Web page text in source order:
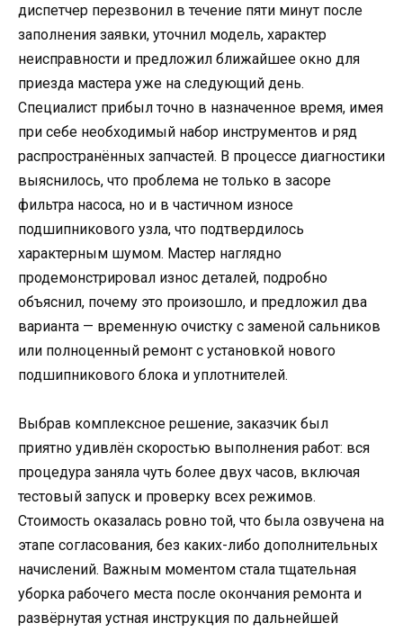
диспетчер перезвонил в течение пяти минут после
заполнения заявки, уточнил модель, характер
неисправности и предложил ближайшее окно для
приезда мастера уже на следующий день.
Специалист прибыл точно в назначенное время, имея
при себе необходимый набор инструментов и ряд
распространённых запчастей. В процессе диагностики
выяснилось, что проблема не только в засоре
фильтра насоса, но и в частичном износе
подшипникового узла, что подтвердилось
характерным шумом. Мастер наглядно
продемонстрировал износ деталей, подробно
объяснил, почему это произошло, и предложил два
варианта — временную очистку с заменой сальников
или полноценный ремонт с установкой нового
подшипникового блока и уплотнителей.
Выбрав комплексное решение, заказчик был
приятно удивлён скоростью выполнения работ: вся
процедура заняла чуть более двух часов, включая
тестовый запуск и проверку всех режимов.
Стоимость оказалась ровно той, что была озвучена на
этапе согласования, без каких-либо дополнительных
начислений. Важным моментом стала тщательная
уборка рабочего места после окончания ремонта и
развёрнутая устная инструкция по дальнейшей